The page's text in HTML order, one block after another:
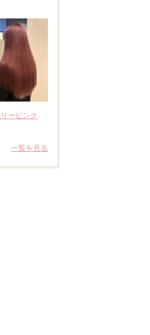
ーピンク
一覧を見る